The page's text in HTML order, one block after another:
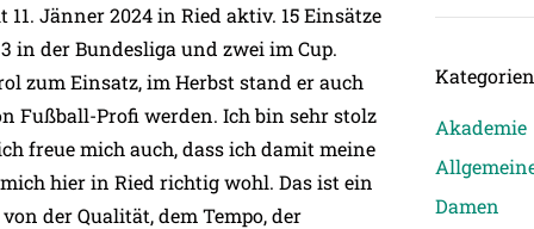
Jänner 2024 in Ried aktiv. 15 Einsätze
in der Bundesliga und zwei im Cup.
zum Einsatz, im Herbst stand er auch
Fußball-Profi werden. Ich bin sehr stolz
freue mich auch, dass ich damit meine
hier in Ried richtig wohl. Das ist ein
der Qualität, dem Tempo, der
Akademie
Damen